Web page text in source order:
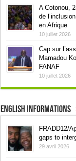
A Cotonou,
de
en Afrique
10 juillet 2026
Cap sur
Mamadou
FANAF
10 juillet 2026
English informations
FRADD12/
gaps to
29 avril 2026